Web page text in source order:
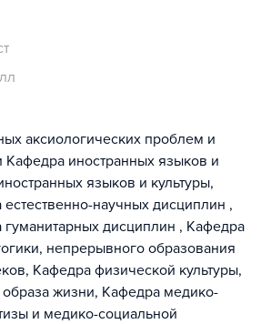
аксиологических проблем и
иностранных языков и
языков и культуры,
научных дисциплин ,
дисциплин , Кафедра
непрерывного образования
Кафедра физической культуры,
образа жизни, Кафедра медико-
и медико-социальной